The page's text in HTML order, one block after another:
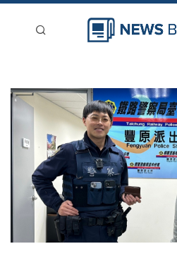
新聞稿分類
登入
刊登